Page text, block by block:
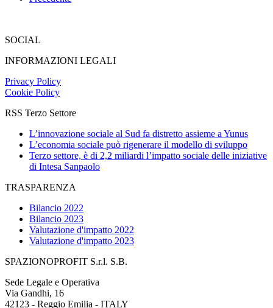
SOCIAL
INFORMAZIONI LEGALI
Privacy Policy
Cookie Policy
RSS Terzo Settore
L’innovazione sociale al Sud fa distretto assieme a Yunus
L’economia sociale può rigenerare il modello di sviluppo
Terzo settore, è di 2,2 miliardi l’impatto sociale delle iniziative
di Intesa Sanpaolo
TRASPARENZA
Bilancio 2022
Bilancio 2023
Valutazione d'impatto 2022
Valutazione d'impatto 2023
SPAZIONOPROFIT S.r.l. S.B.
Sede Legale e Operativa
Via Gandhi, 16
42123 - Reggio Emilia - ITALY